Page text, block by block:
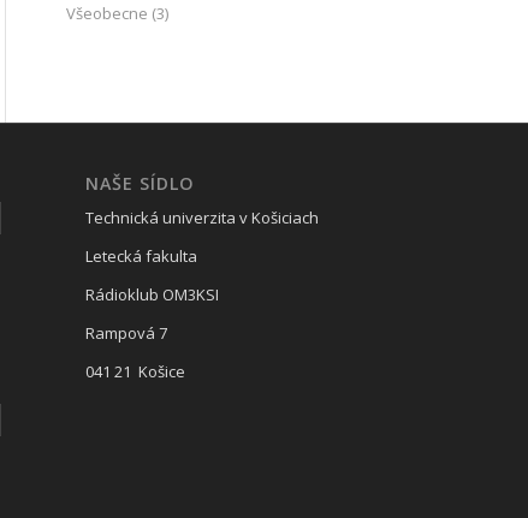
Všeobecne (3)
NAŠE SÍDLO
Technická univerzita v Košiciach
Letecká fakulta
Rádioklub OM3KSI
Rampová 7
041 21 Košice